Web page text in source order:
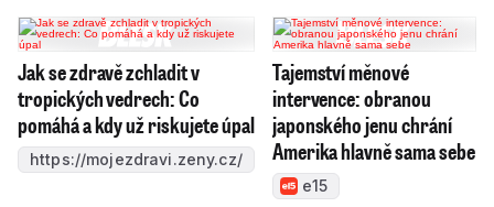
Jak se zdravě zchladit v
tropických vedrech: Co
pomáhá a kdy už riskujete úpal
https://mojezdravi.zeny.cz/
Tajemství měnové
intervence: obranou
japonského jenu chrání
Amerika hlavně sama sebe
e15